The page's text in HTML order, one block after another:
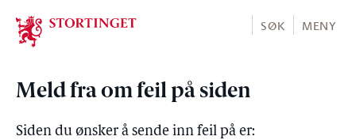
Stortinget.no
SØK MENY
Meld fra om feil på siden
Siden du ønsker å sende inn feil på er: